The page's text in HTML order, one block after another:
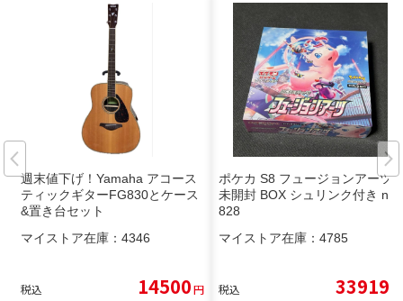
週末値下げ！Yamaha アコース
ティックギターFG830とケース
&置き台セット
マイストア在庫： 4346
税込 14500円
ポケカ S8 フュージョンアーツ
未開封 BOX シュリンク付き no.
828
マイストア在庫： 4785
税込 33919